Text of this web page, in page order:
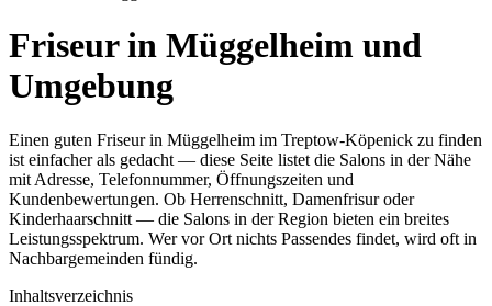
Friseur in Müggelheim und
Umgebung
Einen guten Friseur in Müggelheim im Treptow-Köpenick zu finden
ist einfacher als gedacht — diese Seite listet die Salons in der Nähe
mit Adresse, Telefonnummer, Öffnungszeiten und
Kundenbewertungen. Ob Herrenschnitt, Damenfrisur oder
Kinderhaarschnitt — die Salons in der Region bieten ein breites
Leistungsspektrum. Wer vor Ort nichts Passendes findet, wird oft in
Nachbargemeinden fündig.
Inhaltsverzeichnis